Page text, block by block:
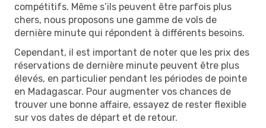
compétitifs. Même s’ils peuvent être parfois plus
chers, nous proposons une gamme de vols de
dernière minute qui répondent à différents besoins.
Cependant, il est important de noter que les prix des
réservations de dernière minute peuvent être plus
élevés, en particulier pendant les périodes de pointe
en Madagascar. Pour augmenter vos chances de
trouver une bonne affaire, essayez de rester flexible
sur vos dates de départ et de retour.